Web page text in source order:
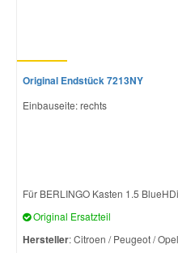
Original Endstück 7213NY
Einbauseite: rechts
Für BERLINGO Kasten 1.5
Original Ersatzteil
Hersteller: Citroen / Peugeot / Opel